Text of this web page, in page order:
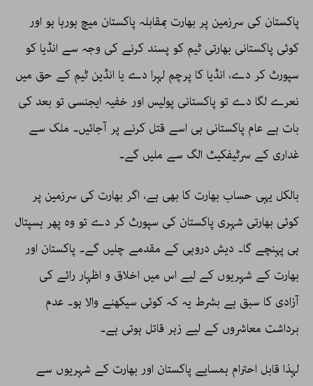
پاکستان کی سرزمین پر بھارت بمقابلہ پاکستان میچ ہورہا ہو اور
کوئی پاکستانی بھارتی ٹیم کو پسند کرنے کی وجہ سے انڈیا کو
سپورٹ کر دے، انڈیا کا پرچم لہرا دے یا انڈین ٹیم کے حق میں
نعرے لگا دے تو پاکستانی پولیس اور خفیہ ایجنسی تو بعد کی
بات ہے عام پاکستانی ہی اسے قتل کرنے پر آجائیں۔ ملک سے
غداری کے سرٹیفکیٹ الگ سے ملیں گے۔
بالکل یہی حساب بھارت کا بھی ہے، اگر بھارت کی سرزمین پر
کوئی بھارتی شہری پاکستان کی سپورٹ کر دے تو وہ پھر ہسپتال
ہی پہنچے گا۔ دیش دروہی کے مقدمے چلیں گے۔ پاکستان اور
بھارت کے شہریوں کے لیے اس میں اخلاق و اظہار رائے کی
آزادی کا سبق ہے بشرط یہ کہ کوئی سیکھنے والا ہو۔ عدم
برداشت معاشروں کے لیے زہر قاتل ہوتی ہے۔
لہذا قابل احترام ہمسایے پاکستان اور بھارت کے شہریوں سے